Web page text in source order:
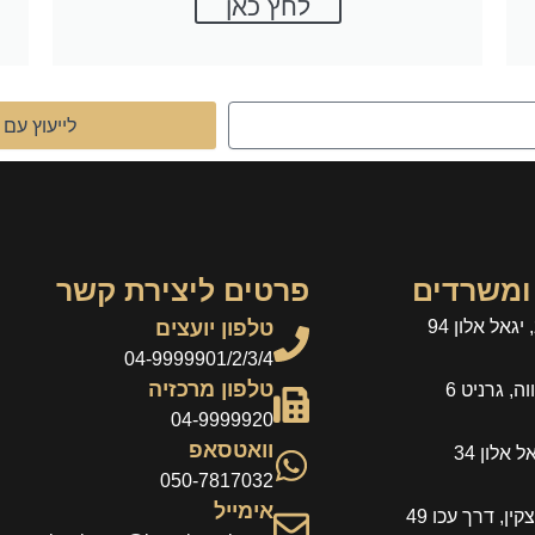
לחץ כאן
לייעוץ עם
אלון 94
גרניט 6
אלון 34
דרך עכו 49
פרטים ליצירת קשר
טלפון יועצים
04-9999901/2/3/4
טלפון מרכזיה
04-9999920
וואטסאפ
050-7817032
אימייל